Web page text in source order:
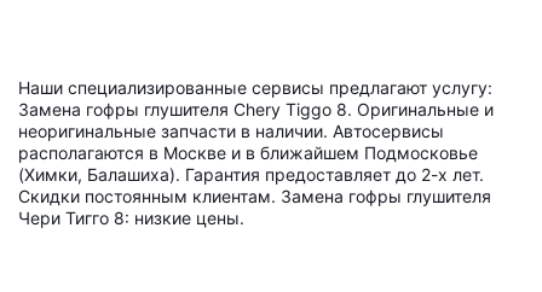
Наши специализированные сервисы предлагают услугу:
Замена гофры глушителя Chery Tiggo 8. Оригинальные и
неоригинальные запчасти в наличии. Автосервисы
располагаются в Москве и в ближайшем Подмосковье
(Химки, Балашиха). Гарантия предоставляет до 2-х лет.
Скидки постоянным клиентам. Замена гофры глушителя
Чери Тигго 8: низкие цены.